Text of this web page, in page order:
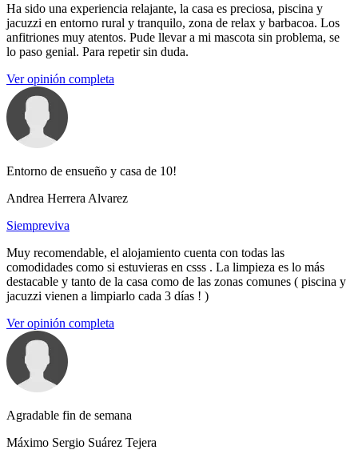
Ha sido una experiencia relajante, la casa es preciosa, piscina y
jacuzzi en entorno rural y tranquilo, zona de relax y barbacoa. Los
anfitriones muy atentos. Pude llevar a mi mascota sin problema, se
lo paso genial. Para repetir sin duda.
Ver opinión completa
Entorno de ensueño y casa de 10!
Andrea Herrera Alvarez
Siempreviva
Muy recomendable, el alojamiento cuenta con todas las
comodidades como si estuvieras en csss . La limpieza es lo más
destacable y tanto de la casa como de las zonas comunes ( piscina y
jacuzzi vienen a limpiarlo cada 3 días ! )
Ver opinión completa
Agradable fin de semana
Máximo Sergio Suárez Tejera